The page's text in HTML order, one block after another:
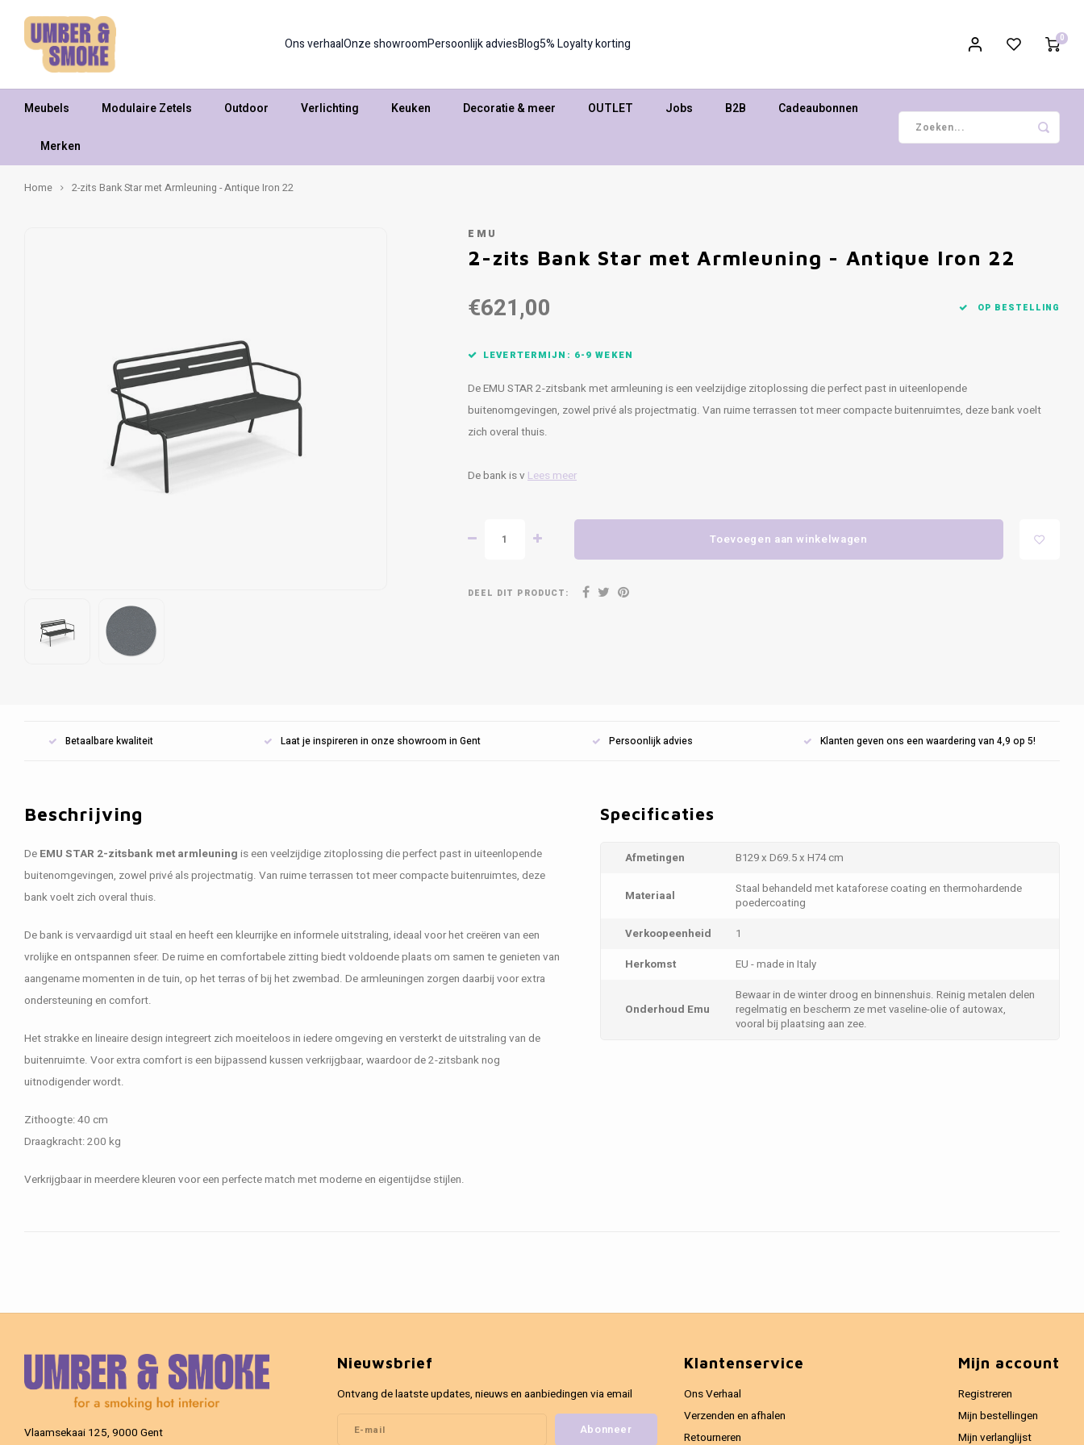
Ons verhaalOnze showroomPersoonlijk adviesBlog5% Loyalty korting 0
Meubels Modulaire Zetels Outdoor Verlichting Keuken Decoratie & meer OUTLET Jobs B2B Cadeaubonnen
Merken
Home 2-zits Bank Star met Armleuning - Antique Iron 22
EMU
2-zits Bank Star met Armleuning - Antique Iron 22
€621,00 OP BESTELLING
LEVERTERMIJN: 6-9 WEKEN
De EMU STAR 2-zitsbank met armleuning is een veelzijdige zitoplossing die perfect past in uiteenlopende
buitenomgevingen, zowel privé als projectmatig. Van ruime terrassen tot meer compacte buitenruimtes, deze bank voelt
zich overal thuis.
De bank is v Lees meer
Toevoegen aan winkelwagen
DEEL DIT PRODUCT:
Betaalbare kwaliteit Laat je inspireren in onze showroom in Gent Persoonlijk advies Klanten geven ons een waardering van 4,9 op 5!
Beschrijving
De EMU STAR 2-zitsbank met armleuning is een veelzijdige zitoplossing die perfect past in uiteenlopende
buitenomgevingen, zowel privé als projectmatig. Van ruime terrassen tot meer compacte buitenruimtes, deze
bank voelt zich overal thuis.
De bank is vervaardigd uit staal en heeft een kleurrijke en informele uitstraling, ideaal voor het creëren van een
vrolijke en ontspannen sfeer. De ruime en comfortabele zitting biedt voldoende plaats om samen te genieten van
aangename momenten in de tuin, op het terras of bij het zwembad. De armleuningen zorgen daarbij voor extra
ondersteuning en comfort.
Het strakke en lineaire design integreert zich moeiteloos in iedere omgeving en versterkt de uitstraling van de
buitenruimte. Voor extra comfort is een bijpassend kussen verkrijgbaar, waardoor de 2-zitsbank nog
uitnodigender wordt.
Zithoogte: 40 cm
Draagkracht: 200 kg
Verkrijgbaar in meerdere kleuren voor een perfecte match met moderne en eigentijdse stijlen.
Specificaties
Afmetingen B129 x D69.5 x H74 cm
Materiaal
Staal behandeld met kataforese coating en thermohardende
poedercoating
Verkoopeenheid
1
Herkomst
EU - made in Italy
Onderhoud Emu
Bewaar in de winter droog en binnenshuis. Reinig metalen delen
regelmatig en bescherm ze met vaseline-olie of autowax,
vooral bij plaatsing aan zee.
Vlaamsekaai 125, 9000 Gent
Nieuwsbrief
Ontvang de laatste updates, nieuws en aanbiedingen via email
Abonneer
Klantenservice
Ons Verhaal
Verzenden en afhalen
Retourneren
Mijn account
Registreren
Mijn bestellingen
Mijn verlanglijst